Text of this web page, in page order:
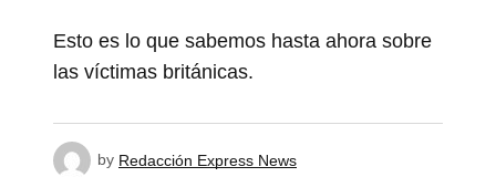
Esto es lo que sabemos hasta ahora sobre
las víctimas británicas.
by Redacción Express News